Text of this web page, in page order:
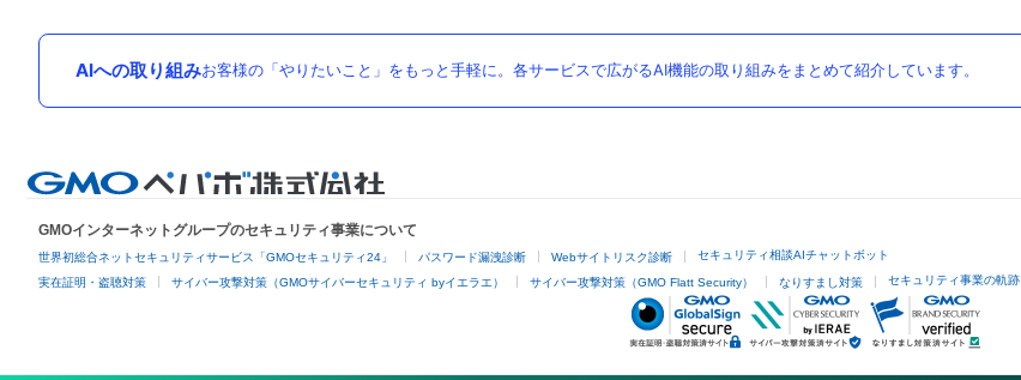
AIへの取り組みお客様の「やりたいこと」をもっと手軽に。各サービスで広がるAI機能の取り組みをまとめて紹介しています。
GMOインターネットグループのセキュリティ事業について
世界初総合ネットセキュリティサービス「GMOセキュリティ24」 パスワード漏洩診断 Webサイトリスク診断 セキュリティ相談AIチャットボット
実在証明・盗聴対策 サイバー攻撃対策（GMOサイバーセキュリティ byイエラエ） サイバー攻撃対策（GMO Flatt Security） なりすまし対策 セキュリティ事業の軌跡